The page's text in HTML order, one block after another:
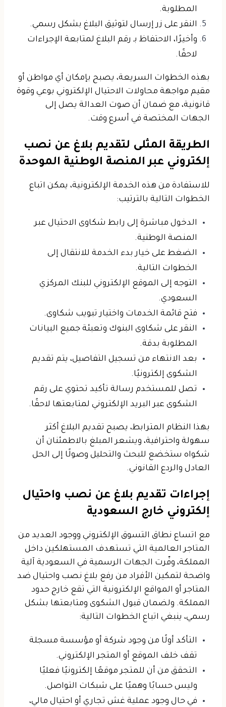
المطلوبة.
النقر على زر إرسال لتوثيق البلاغ بشكل رسمي.
وأخيرًا، الاحتفاظ بـ رقم البلاغ لمتابعة الإجراءات
لاحقًا.
بهذه الخطوات السريعة، يصبح بإمكان أي مواطن أو
مقيم مواجهة محاولات الاحتيال الإلكتروني بوعي وقوة
قانونية، مع ضمان أن صوت العدالة يصل إلى
الجهات المختصة في أسرع وقت.
الطريقة المثلى لتقديم بلاغ عن نصب
إلكتروني عبر المنصة الوطنية الموحدة
للاستفادة من هذه الخدمة الإلكترونية، يمكن اتباع
الخطوات التالية بالترتيب:
الدخول مباشرة إلى رابط شكاوى الاحتيال عبر
المنصة الوطنية.
الضغط على خيار بدء الخدمة للانتقال إلى
الخطوات التالية.
التوجه إلى الموقع الإلكتروني للبنك المركزي
السعودي.
فتح قائمة الخدمات واختيار تبويب شكاوى.
النقر على شكاوى البنوك وتعبئة جميع البيانات
المطلوبة بدقة.
بعد الانتهاء من تسجيل التفاصيل، يتم تقديم
الشكوى إلكترونيًا.
تصل للمستخدم رسالة تأكيد تحتوي على رقم
الشكوى عبر البريد الإلكتروني لمتابعتها لاحقًا.
بهذا النظام المترابط، يصبح تقديم البلاغ أكثر
سهولة واحترافية، ويشعر المبلغ بالاطمئنان أن
شكواه ستخضع للبحث والتحليل وصولًا إلى الحل
العادل والردع القانوني.
إجراءات تقديم بلاغ عن نصب واحتيال
إلكتروني خارج السعودية
مع اتساع نطاق التسوق الإلكتروني ووجود العديد من
المتاجر العالمية التي تستهدف المستهلكين داخل
المملكة، وفّرت الجهات الرسمية في السعودية آلية
واضحة لتمكين الأفراد من رفع بلاغ نصب واحتيال ضد
المتاجر أو المواقع الإلكترونية التي تقع خارج حدود
المملكة. ولضمان قبول الشكوى ومتابعتها بشكل
رسمي، ينبغي اتباع الخطوات التالية:
التأكد أولًا من وجود شركة أو مؤسسة مسجلة
تقف خلف الموقع أو المتجر الإلكتروني.
التحقق من أن للمتجر موقعًا إلكترونيًا فعليًا
وليس حسابًا وهميًا على شبكات التواصل.
في حال وجود عملية غش تجاري أو احتيال مالي،